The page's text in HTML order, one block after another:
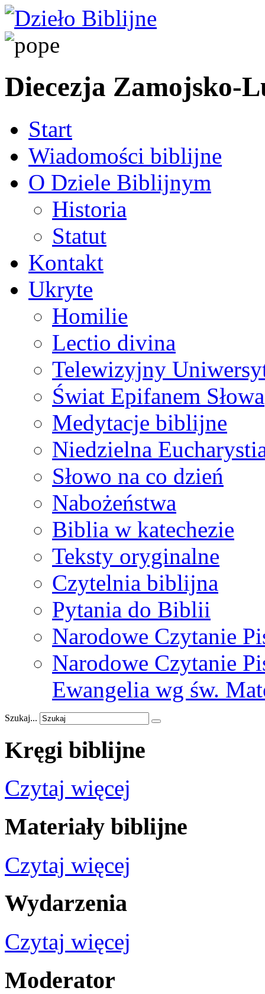
Diecezja Zamojsko-
Start
Wiadomości biblijne
O Dziele Biblijnym
Historia
Statut
Kontakt
Ukryte
Homilie
Lectio divina
Telewizyjny
Świat Epifanem Słowa
Medytacje biblijne
Niedzielna
Słowo na co dzień
Nabożeństwa
Biblia w katechezie
Teksty oryginalne
Czytelnia biblijna
Pytania do Biblii
Narodowe Czytanie
Narodowe Czytanie
Ewangelia wg św.
Szukaj...
Kręgi biblijne
Czytaj więcej
Materiały biblijne
Czytaj więcej
Wydarzenia
Czytaj więcej
Moderator